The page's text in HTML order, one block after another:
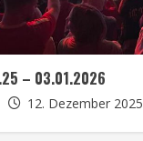
– 03.01.2026
12. Dezember 2025